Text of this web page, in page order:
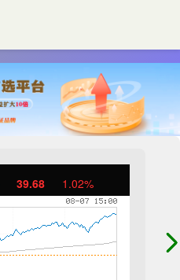
39.68 1.02%